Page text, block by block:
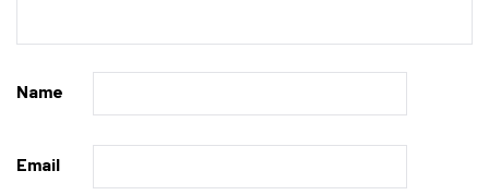
Name
Email